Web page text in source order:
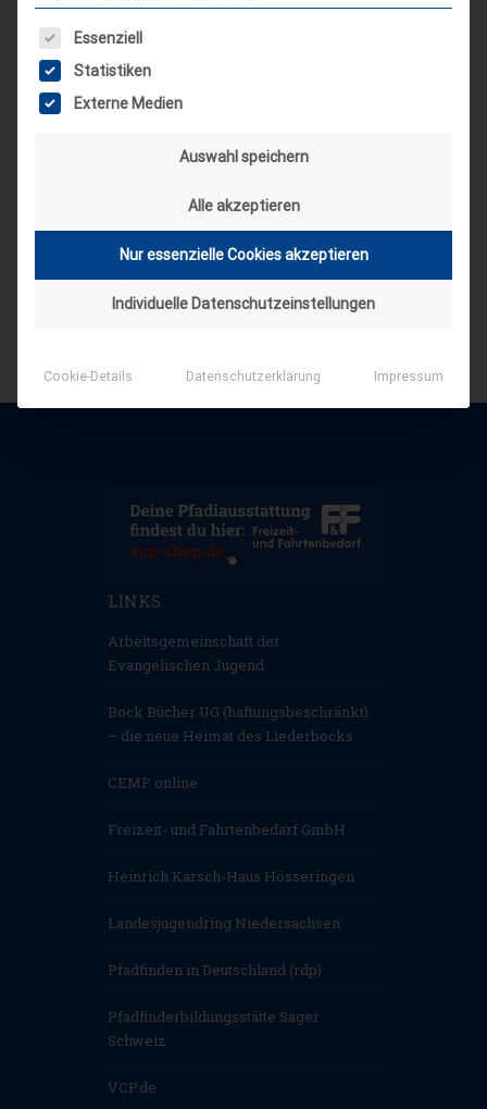
LINKS
Arbeitsgemeinschaft der
Evangelischen Jugend
Bock Bücher UG (haftungsbeschränkt)
– die neue Heimat des Liederbocks
CEMP online
Freizeit- und Fahrtenbedarf GmbH
Heinrich Karsch-Haus Hösseringen
Landesjugendring Niedersachsen
Pfadfinden in Deutschland (rdp)
Pfadfinderbildungsstätte Sager
Schweiz
VCP.de
Es folgt eine Liste der Service-Gruppen, für die eine
Essenziell
Statistiken
Externe Medien
Auswahl speichern
Alle akzeptieren
Nur essenzielle Cookies akzeptieren
Individuelle Datenschutzeinstellungen
Cookie-Details Datenschutzerklärung Impressum